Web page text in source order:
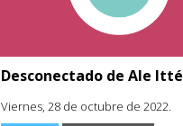
Desconectado de Ale Itté
Viernes, 28 de octubre de 2022.